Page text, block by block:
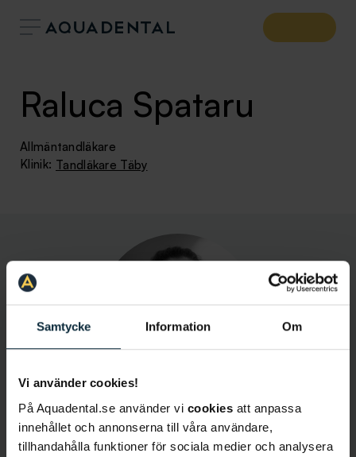
Samtycke Information Om
Vi använder cookies!
På Aquadental.se använder vi cookies att anpassa
innehållet och annonserna till våra användare,
tillhandahålla funktioner för sociala medier och analysera
Raluca Spataru
Allmäntandläkare
Klinik: Tandläkare Täby
Lär känna Raluca